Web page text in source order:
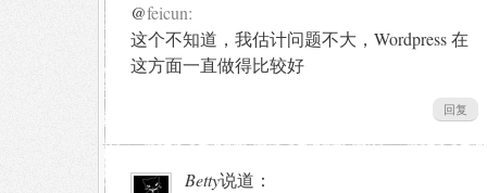
@feicun:
这个不知道，我估计问题不大，Wordpress 在
这方面一直做得比较好
回复
Betty说道：